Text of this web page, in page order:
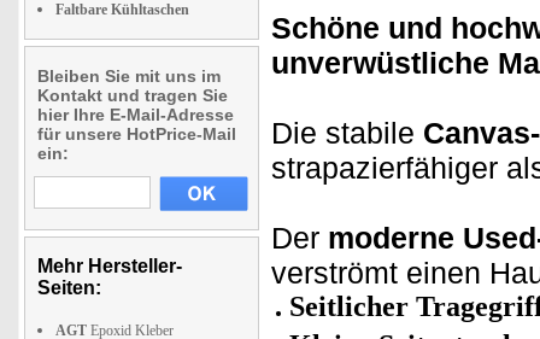
Faltbare Kühltaschen
Bleiben Sie mit uns im
Kontakt und tragen Sie
hier Ihre E-Mail-Adresse
für unsere HotPrice-Mail
ein:
Mehr Hersteller-
Seiten:
AGT Epoxid Kleber
Schöne und
unverwüstliche
Die stabile
strapazierfähiger
Der moderne
verströmt einen
Seitlicher